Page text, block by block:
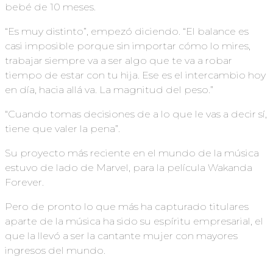
bebé de 10 meses.
“Es muy distinto”, empezó diciendo. “El balance es
casi imposible porque sin importar cómo lo mires,
trabajar siempre va a ser algo que te va a robar
tiempo de estar con tu hija. Ese es el intercambio hoy
en día, hacia allá va. La magnitud del peso.”
“Cuando tomas decisiones de a lo que le vas a decir sí,
tiene que valer la pena”.
Su proyecto más reciente en el mundo de la música
estuvo de lado de Marvel, para la película Wakanda
Forever.
Pero de pronto lo que más ha capturado titulares
aparte de la música ha sido su espíritu empresarial, el
que la llevó a ser la cantante mujer con mayores
ingresos del mundo.